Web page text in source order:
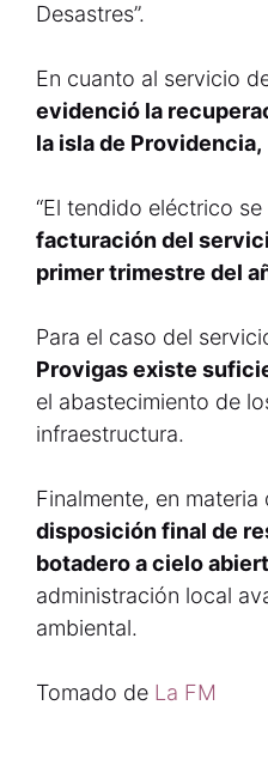
Desastres”.
En cuanto al servicio
evidenció la
la isla de Providencia,
“El tendido eléctrico
facturación del
primer trimestre del
Para el caso del
Provigas existe
el abastecimiento de
infraestructura.
Finalmente, en materia
disposición final de
botadero a cielo
administración local
ambiental.
Tomado de La FM